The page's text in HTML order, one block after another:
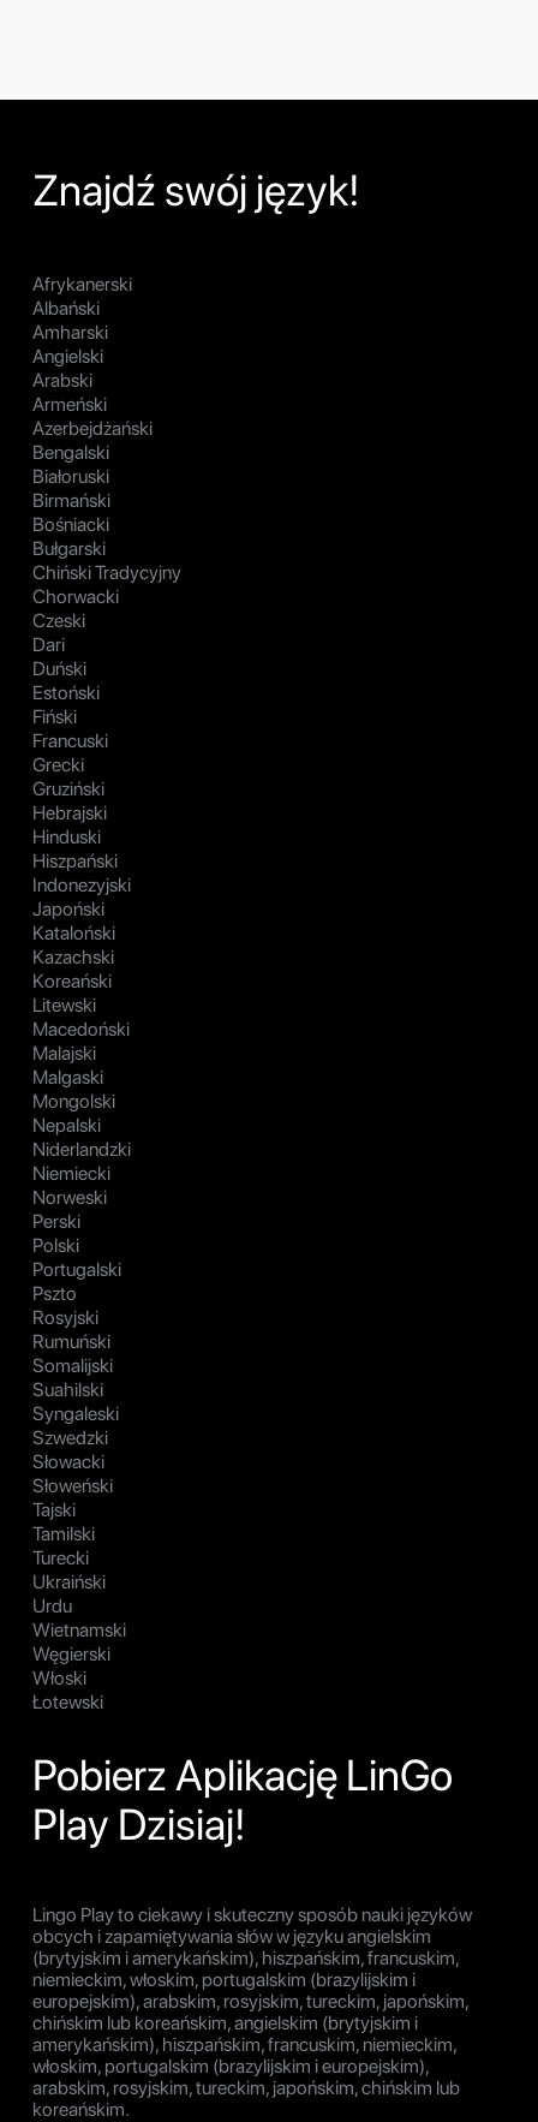
Znajdź swój język!
Afrykanerski
Albański
Amharski
Angielski
Arabski
Armeński
Azerbejdżański
Bengalski
Białoruski
Birmański
Bośniacki
Bułgarski
Chiński Tradycyjny
Chorwacki
Czeski
Dari
Duński
Estoński
Fiński
Francuski
Grecki
Gruziński
Hebrajski
Hinduski
Hiszpański
Indonezyjski
Japoński
Kataloński
Kazachski
Koreański
Litewski
Macedoński
Malajski
Malgaski
Mongolski
Nepalski
Niderlandzki
Niemiecki
Norweski
Perski
Polski
Portugalski
Pszto
Rosyjski
Rumuński
Somalijski
Suahilski
Syngaleski
Szwedzki
Słowacki
Słoweński
Tajski
Tamilski
Turecki
Ukraiński
Urdu
Wietnamski
Węgierski
Włoski
Łotewski
Pobierz Aplikację LinGo
Play Dzisiaj!
Lingo Play to ciekawy i skuteczny sposób nauki języków
obcych i zapamiętywania słów w języku angielskim
(brytyjskim i amerykańskim), hiszpańskim, francuskim,
niemieckim, włoskim, portugalskim (brazylijskim i
europejskim), arabskim, rosyjskim, tureckim, japońskim,
chińskim lub koreańskim, angielskim (brytyjskim i
amerykańskim), hiszpańskim, francuskim, niemieckim,
włoskim, portugalskim (brazylijskim i europejskim),
arabskim, rosyjskim, tureckim, japońskim, chińskim lub
koreańskim.